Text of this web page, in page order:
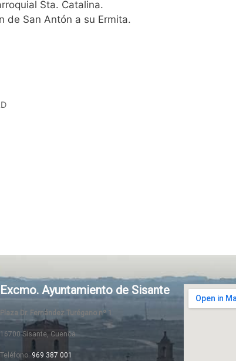
Sta. Catalina.
de San Antón a su Ermita.
Excmo. Ayuntamiento de Sisante
Plaza Dr. Fernández Turégano nº 1
16700 Sisante, Cuenca
Teléfono: 969 387 001